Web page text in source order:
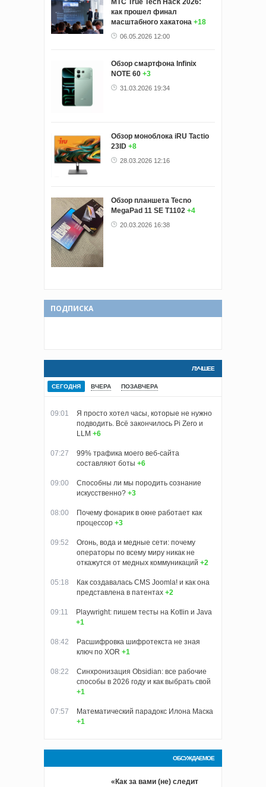
МТС True Tech Hack 2026:
как прошел финал
масштабного хакатона +18
06.05.2026 12:00
Обзор смартфона Infinix
NOTE 60 +3
31.03.2026 19:34
Обзор моноблока iRU Tactio
23ID +8
28.03.2026 12:16
Обзор планшета Tecno
MegaPad 11 SE T1102 +4
20.03.2026 16:38
ПОДПИСКА
ЛУЧШЕЕ
СЕГОДНЯ ВЧЕРА ПОЗАВЧЕРА
09:01
Я просто хотел часы, которые не нужно
подводить. Всё закончилось Pi Zero и
LLM +6
07:27
99% трафика моего веб‑сайта
составляют боты +6
09:00
Способны ли мы породить сознание
искусственно? +3
08:00
Почему фонарик в окне работает как
процессор +3
09:52
Огонь, вода и медные сети: почему
операторы по всему миру никак не
откажутся от медных коммуникаций +2
05:18
Как создавалась CMS Joomla! и как она
представлена в патентах +2
09:11
Playwright: пишем тесты на Kotlin и Java
+1
08:42
Расшифровка шифротекста не зная
ключ по XOR +1
08:22
Синхронизация Obsidian: все рабочие
способы в 2026 году и как выбрать свой
+1
07:57
Математический парадокс Илона Маска
+1
ОБСУЖДАЕМОЕ
«Как за вами (не) следит